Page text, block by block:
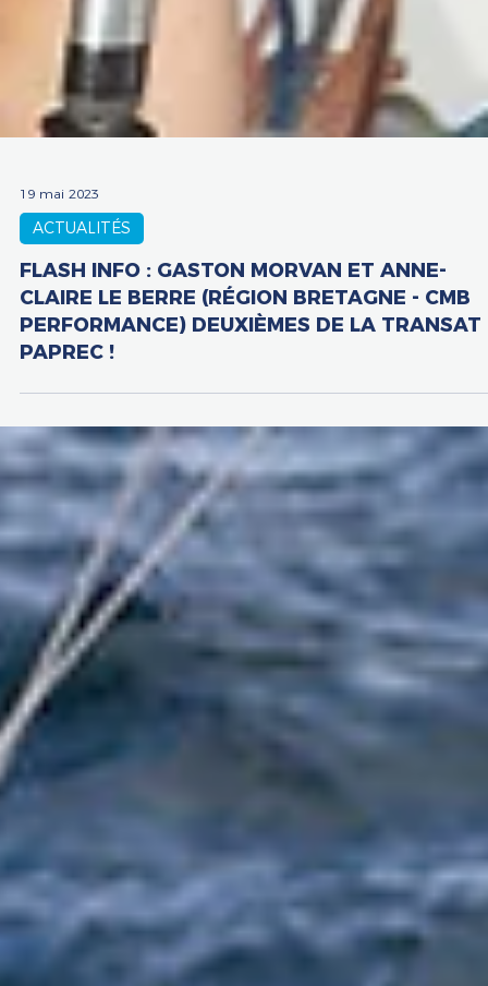
19 mai 2023
ACTUALITÉS
FLASH INFO : GASTON MORVAN ET ANNE-
CLAIRE LE BERRE (RÉGION BRETAGNE - CMB
PERFORMANCE) DEUXIÈMES DE LA TRANSAT
PAPREC !